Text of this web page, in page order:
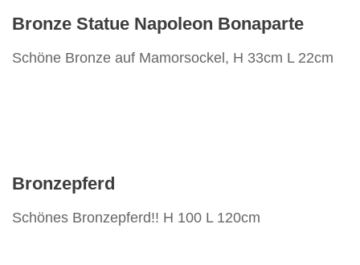
Bronze Statue Napoleon Bonaparte
Schöne Bronze auf Mamorsockel, H 33cm L 22cm
Bronzepferd
Schönes Bronzepferd!! H 100 L 120cm